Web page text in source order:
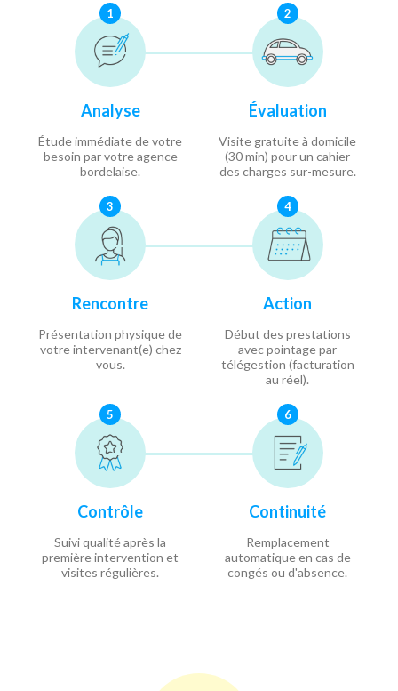
1
Analyse
Étude immédiate de votre
besoin par votre agence
bordelaise.
2
Évaluation
Visite gratuite à domicile
(30 min) pour un cahier
des charges sur-mesure.
3
Rencontre
Présentation physique de
votre intervenant(e) chez
vous.
4
Action
Début des prestations
avec pointage par
télégestion (facturation
au réel).
5
Contrôle
Suivi qualité après la
première intervention et
visites régulières.
6
Continuité
Remplacement
automatique en cas de
congés ou d'absence.